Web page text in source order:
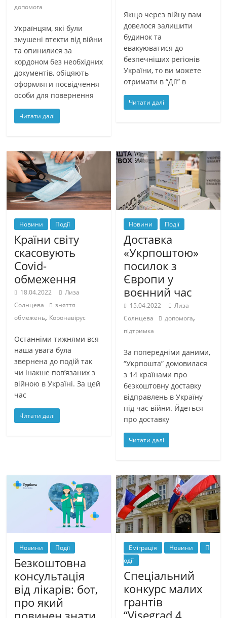
допомога
Українцям, які були
змушені втекти від війни
та опинилися за
кордоном без необхідних
документів, обіцяють
оформляти посвідчення
особи для повернення
Читати далі
Якщо через війну вам
довелося залишити
будинок та
евакуюватися до
безпечніших регіонів
України, то ви можете
отримати в “Дії” в
Читати далі
Новини Події
Країни світу
скасовують
Covid-
обмеження
18.04.2022
Лиза
Солнцева
зняття
обмежень, Коронавірус
Останніми тижнями вся
наша увага була
звернена до подій так
чи інакше пов’язаних з
війною в Україні. За цей
час
Читати далі
Новини Події
Доставка
«Укрпоштою»
посилок з
Європи у
воєнний час
15.04.2022
Лиза
Солнцева
допомога,
підтримка
За попередніми даними,
“Укрпошта” домовилася
з 14 країнами про
безкоштовну доставку
відправлень в Україну
під час війни. Йдеться
про доставку
Читати далі
Новини Події
Безкоштовна
консультація
від лікарів: бот,
про який
Еміграція Новини
П
одії
Спеціальний
конкурс малих
грантів
“Visegrad 4